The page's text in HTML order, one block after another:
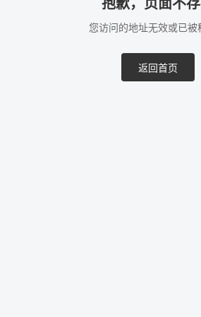
抱歉，页面不
您访问的地址无效或已被
返回首页